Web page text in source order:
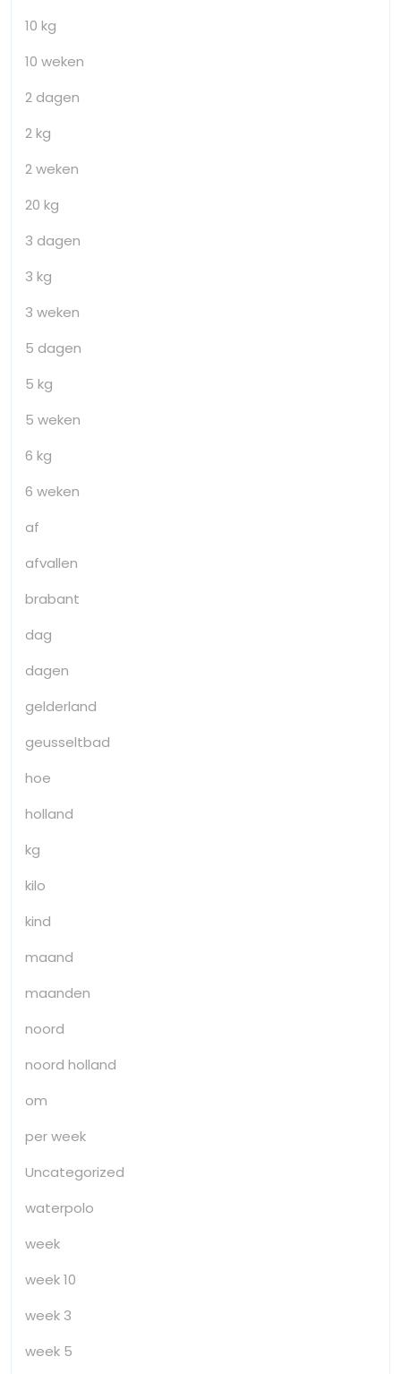
10 kg
10 weken
2 dagen
2 kg
2 weken
20 kg
3 dagen
3 kg
3 weken
5 dagen
5 kg
5 weken
6 kg
6 weken
af
afvallen
brabant
dag
dagen
gelderland
geusseltbad
hoe
holland
kg
kilo
kind
maand
maanden
noord
noord holland
om
per week
Uncategorized
waterpolo
week
week 10
week 3
week 5